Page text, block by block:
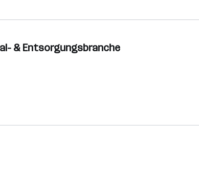
& Entsorgungsbranche